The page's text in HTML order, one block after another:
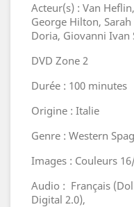
Acteur(s) : Van
George Hilton,
Doria, Giovanni Ivan
DVD Zone 2
Durée : 100 minutes
Origine : Italie
Genre : Western
Images : Couleurs
Audio : Français
Digital 2.0),